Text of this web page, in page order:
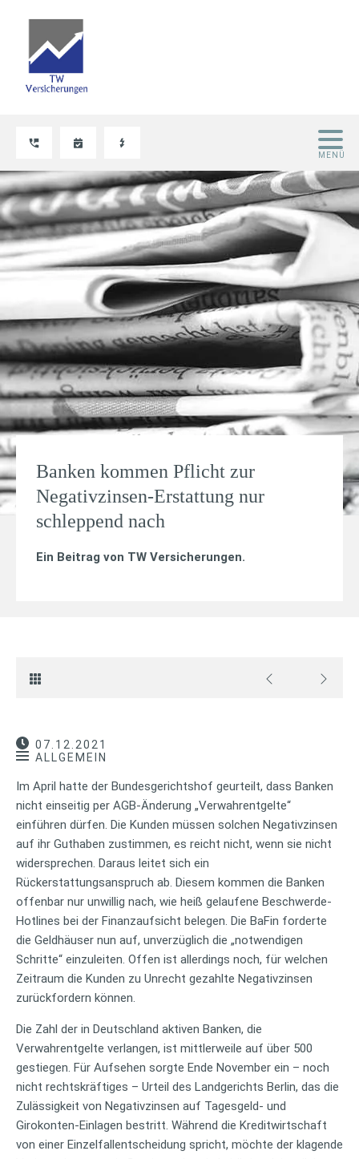
Banken kommen Pflicht zur
Negativzinsen-Erstattung nur
schleppend nach
Ein Beitrag von TW Versicherungen.
07.12.2021
ALLGEMEIN
Im April hatte der Bundesgerichtshof geurteilt, dass Banken
nicht einseitig per AGB-Änderung „Verwahrentgelte“
einführen dürfen. Die Kunden müssen solchen Negativzinsen
auf ihr Guthaben zustimmen, es reicht nicht, wenn sie nicht
widersprechen. Daraus leitet sich ein
Rückerstattungsanspruch ab. Diesem kommen die Banken
offenbar nur unwillig nach, wie heiß gelaufene Beschwerde-
Hotlines bei der Finanzaufsicht belegen. Die BaFin forderte
die Geldhäuser nun auf, unverzüglich die „notwendigen
Schritte“ einzuleiten. Offen ist allerdings noch, für welchen
Zeitraum die Kunden zu Unrecht gezahlte Negativzinsen
zurückfordern können.
Die Zahl der in Deutschland aktiven Banken, die
Verwahrentgelte verlangen, ist mittlerweile auf über 500
gestiegen. Für Aufsehen sorgte Ende November ein – noch
nicht rechtskräftiges – Urteil des Landgerichts Berlin, das die
Zulässigkeit von Negativzinsen auf Tagesgeld- und
Girokonten-Einlagen bestritt. Während die Kreditwirtschaft
von einer Einzelfallentscheidung spricht, möchte der klagende